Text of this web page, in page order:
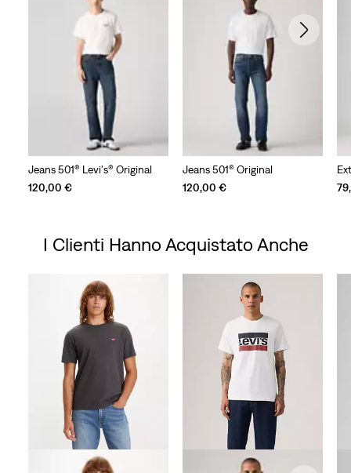
Jeans 501® Levi's® Original
120,00 €
Jeans 501® Original
120,00 €
I Clienti Hanno Acquistato Anche